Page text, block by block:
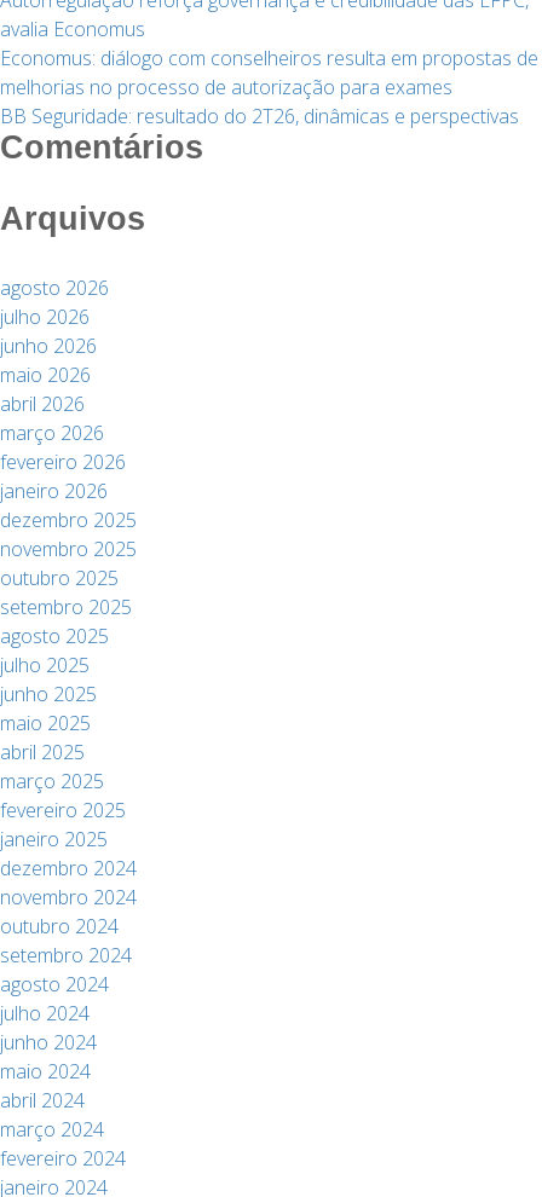
avalia Economus
Economus: diálogo com conselheiros resulta em propostas de
melhorias no processo de autorização para exames
BB Seguridade: resultado do 2T26, dinâmicas e perspectivas
Comentários
Arquivos
agosto 2026
julho 2026
junho 2026
maio 2026
abril 2026
março 2026
fevereiro 2026
janeiro 2026
dezembro 2025
novembro 2025
outubro 2025
setembro 2025
agosto 2025
julho 2025
junho 2025
maio 2025
abril 2025
março 2025
fevereiro 2025
janeiro 2025
dezembro 2024
novembro 2024
outubro 2024
setembro 2024
agosto 2024
julho 2024
junho 2024
maio 2024
abril 2024
março 2024
fevereiro 2024
janeiro 2024